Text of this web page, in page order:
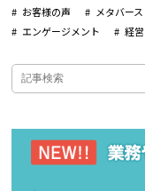
お客様の声
メタバース
エンゲージメント
経営